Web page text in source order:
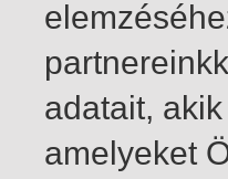
adatait,
amelyeket